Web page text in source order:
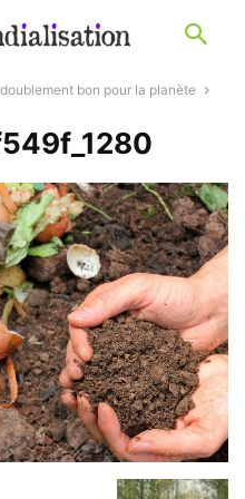
bon pour la planète